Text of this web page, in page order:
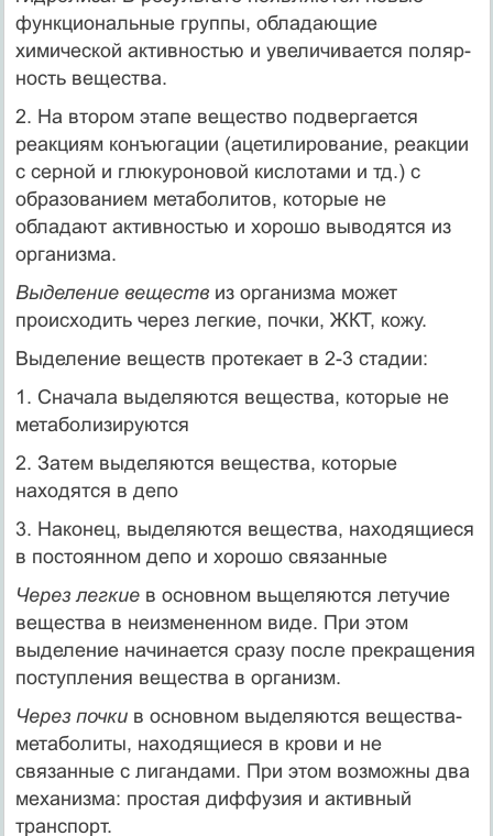
функциональные группы, обладающие
химической активностью и увеличивается поляр­
ность вещества.
2. На втором этапе вещество подвергается
реакциям конъюгации (ацетилирование, реакции
с серной и глюкуроновой кислотами и тд.) с
образованием метаболитов, которые не
обладают активностью и хо­рошо выводятся из
организма.
Выделение веществ из организма может
происходить через легкие, почки, ЖКТ, кожу.
Выделение веществ протекает в 2-3 стадии:
1. Сначала выделяются вещества, которые не
метаболизируются
2. Затем выделяются вещества, которые
находятся в депо
3. Наконец, выделяются вещества, находящиеся
в постоянном депо и хорошо связанные
Через легкие в основном вьщеляются летучие
вещества в неизмененном виде. При этом
выделение начинается сразу после прекращения
поступ­ления вещества в организм.
Через почки в основном выделяются вещества-
метаболиты, находя­щиеся в крови и не
связанные с лигандами. При этом возможны два
ме­ханизма: простая диффузия и активный
транспорт.